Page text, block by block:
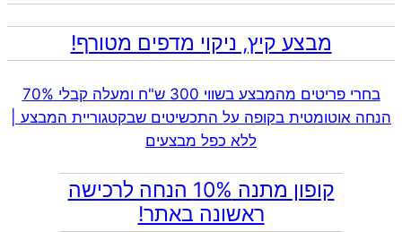
מבצע קיץ, ניקוי מדפים מטורף!
בחרי פריטים מהמבצע בשווי 300 ש"ח ומעלה קבלי 70%
הנחה אוטומטית בקופה על התכשיטים שבקטגוריית המבצע |
ללא כפל מבצעים
קופון מתנה 10% הנחה לרכישה
ראשונה באתר!